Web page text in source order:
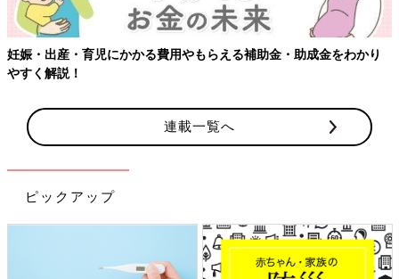
妊娠・出産・育児にかかる費用やもらえる補助金・助成金をわかり
やすく解説！
連載一覧へ
ピックアップ